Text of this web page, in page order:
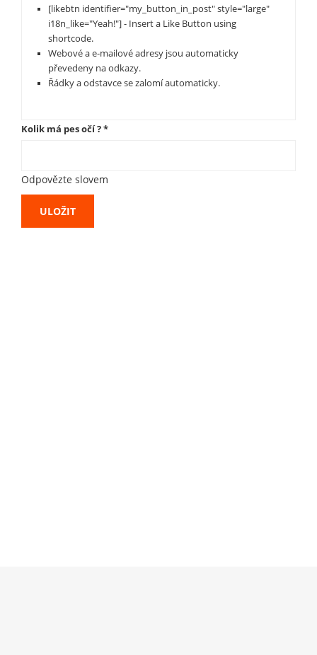
[likebtn identifier="my_button_in_post" style="large"
i18n_like="Yeah!"] - Insert a Like Button using
shortcode.
Webové a e-mailové adresy jsou automaticky
převedeny na odkazy.
Řádky a odstavce se zalomí automaticky.
Kolik má pes očí ?*
Odpovězte slovem